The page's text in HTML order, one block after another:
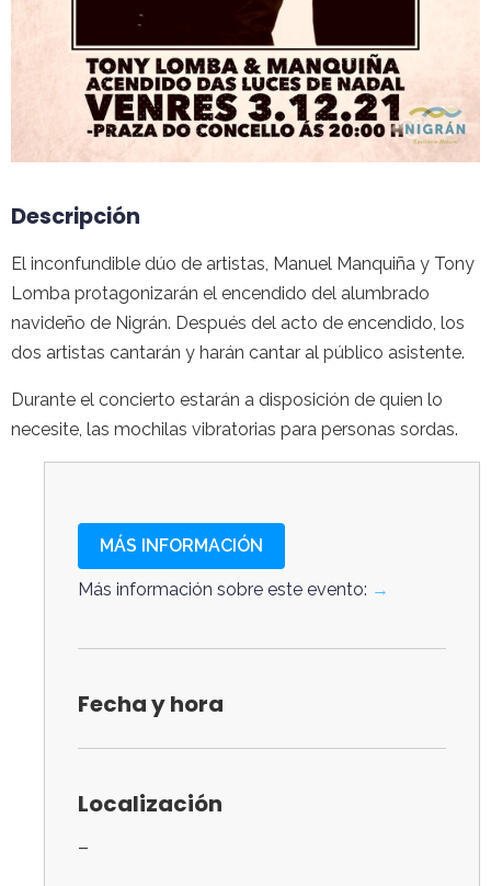
Descripción
El inconfundible dúo de artistas, Manuel Manquiña y Tony
Lomba protagonizarán el encendido del alumbrado
navideño de Nigrán. Después del acto de encendido, los
dos artistas cantarán y harán cantar al público asistente.
Durante el concierto estarán a disposición de quien lo
necesite, las mochilas vibratorias para personas sordas.
MÁS INFORMACIÓN
Más información sobre este evento: →
Fecha y hora
Localización
–